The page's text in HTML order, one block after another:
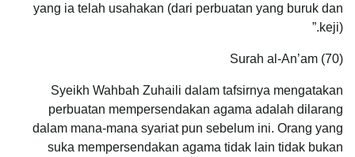
yang ia telah usahakan (dari perbuatan yang buruk dan
keji).”
Surah al-An’am (70)
Syeikh Wahbah Zuhaili dalam tafsirnya mengatakan
perbuatan mempersendakan agama adalah dilarang
dalam mana-mana syariat pun sebelum ini. Orang yang
suka mempersendakan agama tidak lain tidak bukan